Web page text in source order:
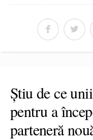
Știu de ce
pentru a
parteneră